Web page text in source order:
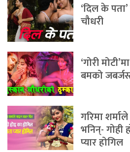
‘दिल के
चौधरी
‘गोरी
बमको
गरिमा
भनिन्- गोही
प्यार होगिल